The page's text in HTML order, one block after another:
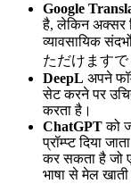
Google
है, लेकिन अक्सर
व्यावसायिक
ただけます
DeepL अपने
सेट करने पर
करता है।
ChatGPTको
प्रॉम्प्ट दिया
कर सकता है जो
भाषा से मेल खाती